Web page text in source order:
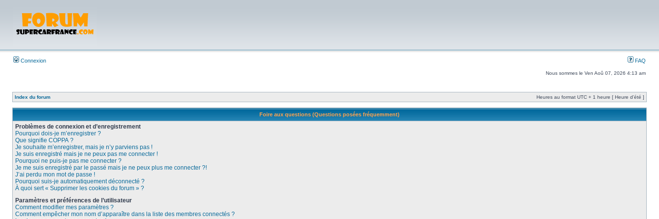
Connexion FAQ
Nous sommes le Ven Aoû 07, 2026 4:13 am
Index du forum Heures au format UTC + 1 heure [ Heure d’été ]
Foire aux questions (Questions posées fréquemment)
Problèmes de connexion et d’enregistrement
Pourquoi dois-je m’enregistrer ?
Que signifie COPPA ?
Je souhaite m’enregistrer, mais je n’y parviens pas !
Je suis enregistré mais je ne peux pas me connecter !
Pourquoi ne puis-je pas me connecter ?
Je me suis enregistré par le passé mais je ne peux plus me connecter ?!
J’ai perdu mon mot de passe !
Pourquoi suis-je automatiquement déconnecté ?
À quoi sert « Supprimer les cookies du forum » ?
Paramètres et préférences de l’utilisateur
Comment modifier mes paramètres ?
Comment empêcher mon nom d’apparaître dans la liste des membres connectés ?